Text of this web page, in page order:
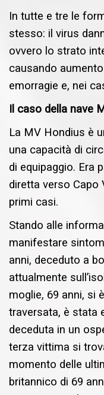
In tutte e tre le
stesso: il virus
ovvero lo strato
causando
emorragie e, nei
Il caso della nave
La MV Hondius è
una capacità di
di equipaggio. Era
diretta verso Capo
primi casi.
Stando alle
manifestare
anni, deceduto a
attualmente
moglie, 69 anni, si
traversata, è stata
deceduta in un
terza vittima si
momento delle
britannico di 69